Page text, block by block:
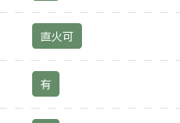
直火可
有